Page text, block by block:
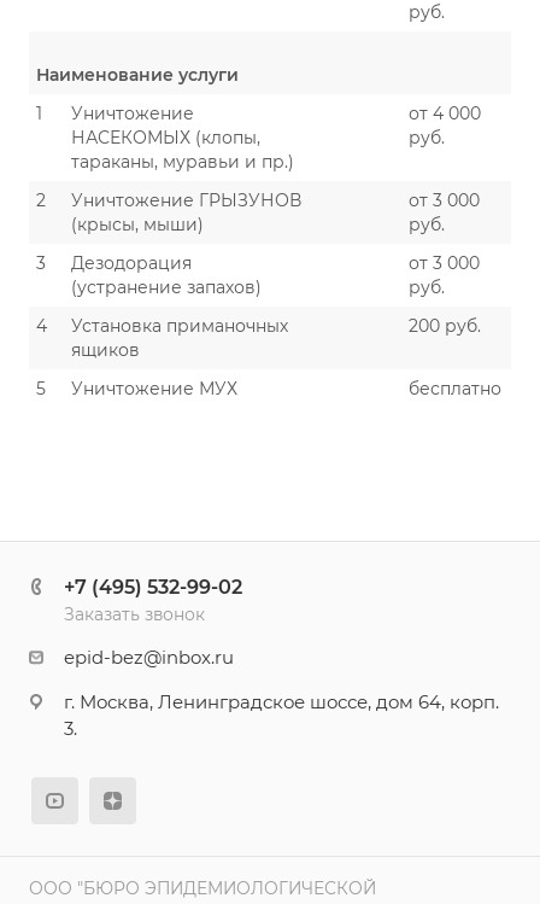
руб.
Наименование услуги
1
Уничтожение
НАСЕКОМЫХ (клопы,
тараканы, муравьи и пр.)
от 4 000
руб.
2
Уничтожение ГРЫЗУНОВ
(крысы, мыши)
от 3 000
руб.
3
Дезодорация
(устранение запахов)
от 3 000
руб.
4
Установка приманочных
ящиков
200 руб.
5 Уничтожение МУХ бесплатно
+7 (495) 532-99-02
Заказать звонок
epid-bez@inbox.ru
г. Москва, Ленинградское шоссе, дом 64, корп.
3.
ООО "БЮРО ЭПИДЕМИОЛОГИЧЕСКОЙ